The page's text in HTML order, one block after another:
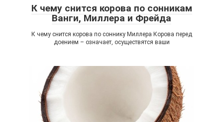
К чему снится корова по сонникам
Ванги, Миллера и Фрейда
К чему снится корова по соннику Миллера Корова перед
доением – означает, осуществятся ваши